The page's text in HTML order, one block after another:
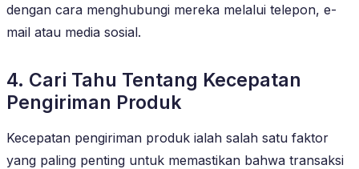
dengan cara menghubungi mereka melalui telepon, e-
mail atau media sosial.
4. Cari Tahu Tentang Kecepatan
Pengiriman Produk
Kecepatan pengiriman produk ialah salah satu faktor
yang paling penting untuk memastikan bahwa transaksi